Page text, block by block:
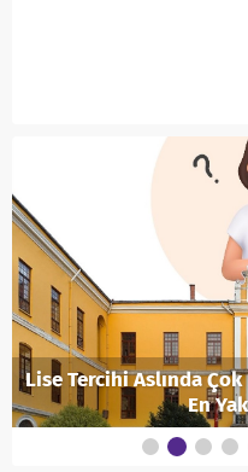
Lise Tercihi Aslında
En